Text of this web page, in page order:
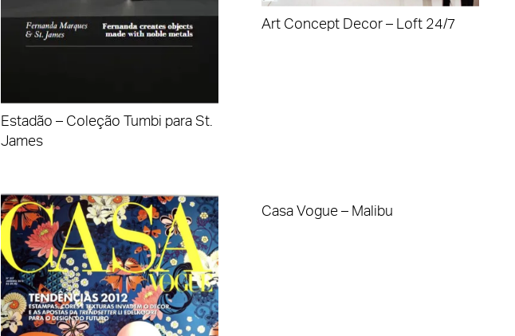
Estadão – Coleção Tumbi para St.
James
Art Concept Decor – Loft 24/7
Casa Vogue – Malibu